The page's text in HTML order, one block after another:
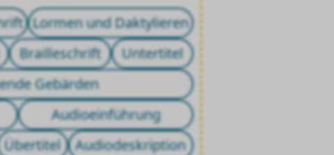
Lormen und Daktylieren
Brailleschrift
Untertitel
Gebärden
Audioeinführung
Übertitel
Audiodeskription